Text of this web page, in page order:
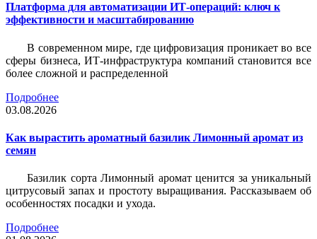
Платформа для автоматизации ИТ-операций: ключ к
эффективности и масштабированию
В современном мире, где цифровизация проникает во все
сферы бизнеса, ИТ-инфраструктура компаний становится все
более сложной и распределенной
Подробнее
03.08.2026
Как вырастить ароматный базилик Лимонный аромат из
семян
Базилик сорта Лимонный аромат ценится за уникальный
цитрусовый запах и простоту выращивания. Рассказываем об
особенностях посадки и ухода.
Подробнее